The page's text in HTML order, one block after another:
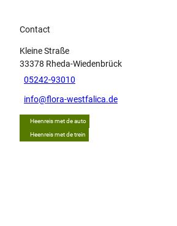
Contact
Kleine Straße
33378 Rheda-Wiedenbrück
05242-93010
info@flora-westfalica.de
Heenreis met de auto
Heenreis met de trein